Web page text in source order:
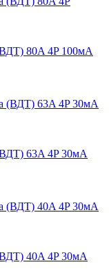
80A 4P 100мА
63A 4P 30мА
40A 4P 30мА